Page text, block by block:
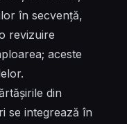
în secvență,
revizuire
aceste
din
se integrează în